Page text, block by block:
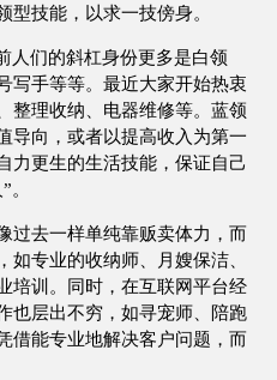
型技能，以求一技傍身。
人们的斜杠身份更多是白领
写手等等。最近大家开始热衷
整理收纳、电器维修等。蓝领
导向，或者以提高收入为第一
力更生的生活技能，保证自己
过去一样单纯靠贩卖体力，而
专业的收纳师、月嫂保洁、
培训。同时，在互联网平台经
也层出不穷，如寻宠师、陪跑
借能专业地解决客户问题，而